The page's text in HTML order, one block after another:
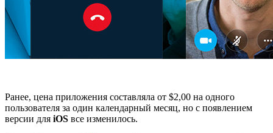
Ранее, цена приложения составляла от $2,00 на одного
пользователя за один календарный месяц, но с появлением
версии для iOS все изменилось.